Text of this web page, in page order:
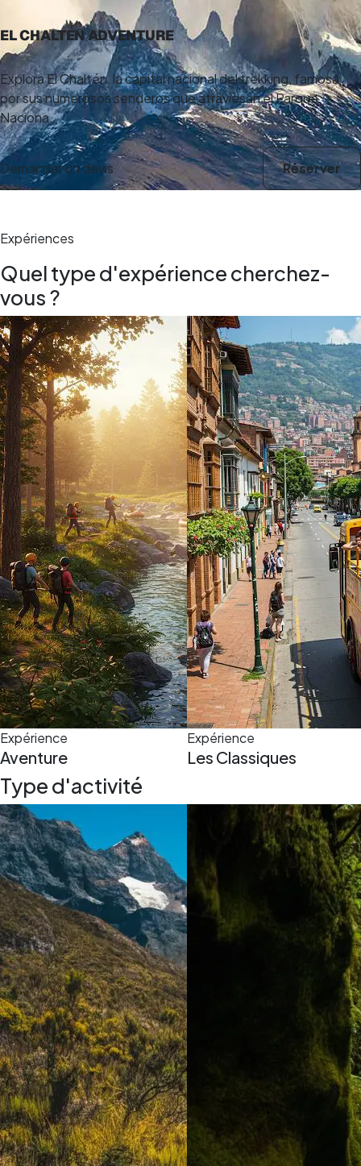
5 jours
EL CHALTEN ADVENTURE
Explora El Chaltén, la capital nacional del trekking, famosa
por sus numerosos senderos que atraviesan el Parque
Naciona…
Demander un devis Réserver
Expériences
Quel type d'expérience cherchez-
vous ?
Expérience
Aventure
Expérience
Les Classiques
Type d'activité